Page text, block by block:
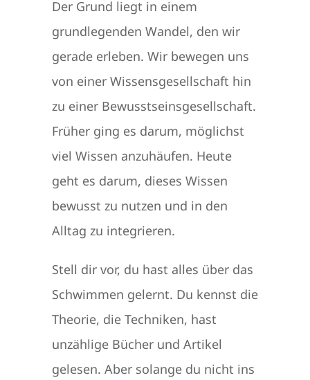
Der Grund liegt in einem
grundlegenden Wandel, den wir
gerade erleben. Wir bewegen uns
von einer Wissensgesellschaft hin
zu einer Bewusstseinsgesellschaft.
Früher ging es darum, möglichst
viel Wissen anzuhäufen. Heute
geht es darum, dieses Wissen
bewusst zu nutzen und in den
Alltag zu integrieren.
Stell dir vor, du hast alles über das
Schwimmen gelernt. Du kennst die
Theorie, die Techniken, hast
unzählige Bücher und Artikel
gelesen. Aber solange du nicht ins